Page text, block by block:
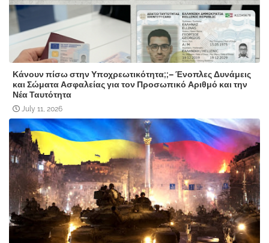
Κάνουν πίσω στην Υποχρεωτικότητα;;– Ένοπλες Δυνάμεις
και Σώματα Ασφαλείας για τον Προσωπικό Αριθμό και την
Νέα Ταυτότητα
July 11, 2026